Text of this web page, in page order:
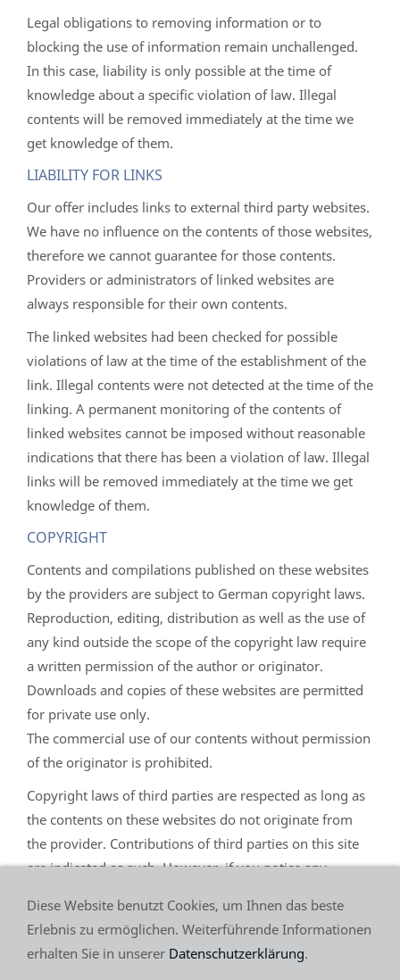
Legal obligations to removing information or to
blocking the use of information remain unchallenged.
In this case, liability is only possible at the time of
knowledge about a specific violation of law. Illegal
contents will be removed immediately at the time we
get knowledge of them.
LIABILITY FOR LINKS
Our offer includes links to external third party websites.
We have no influence on the contents of those websites,
therefore we cannot guarantee for those contents.
Providers or administrators of linked websites are
always responsible for their own contents.
The linked websites had been checked for possible
violations of law at the time of the establishment of the
link. Illegal contents were not detected at the time of the
linking. A permanent monitoring of the contents of
linked websites cannot be imposed without reasonable
indications that there has been a violation of law. Illegal
links will be removed immediately at the time we get
knowledge of them.
COPYRIGHT
Contents and compilations published on these websites
by the providers are subject to German copyright laws.
Reproduction, editing, distribution as well as the use of
any kind outside the scope of the copyright law require
a written permission of the author or originator.
Downloads and copies of these websites are permitted
for private use only.
The commercial use of our contents without permission
of the originator is prohibited.
Copyright laws of third parties are respected as long as
the contents on these websites do not originate from
the provider. Contributions of third parties on this site
are indicated as such. However, if you notice any
contents will be removed immediately.
Diese Website benutzt Cookies, um Ihnen das beste
Erlebnis zu ermöglichen. Weiterführende Informationen
erhalten Sie in unserer Datenschutzerklärung.